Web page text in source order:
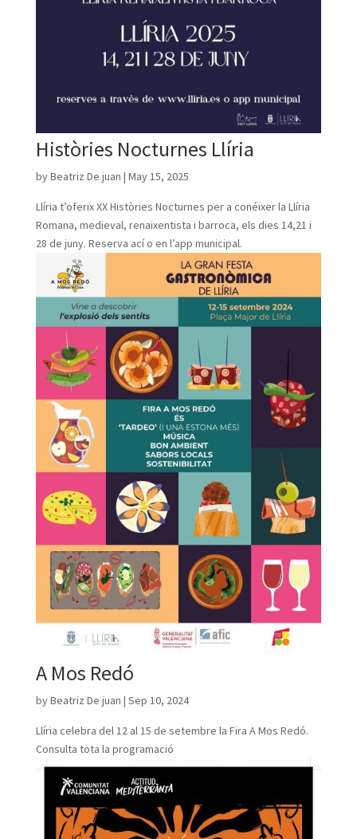
Històries Nocturnes Llíria
byBeatriz De juan | May 15, 2025
Llíria t’oferix XX Històries Nocturnes per a conéixer la Llíria
Romana, medieval, renaixentista i barroca, els dies 14,21 i
28 de juny. Reserva ací o en l’app municipal.
A Mos Redó
byBeatriz De juan | Sep 10, 2024
Llíria celebra del 12 al 15 de setembre la Fira A Mos Redó.
Consulta tota la programació